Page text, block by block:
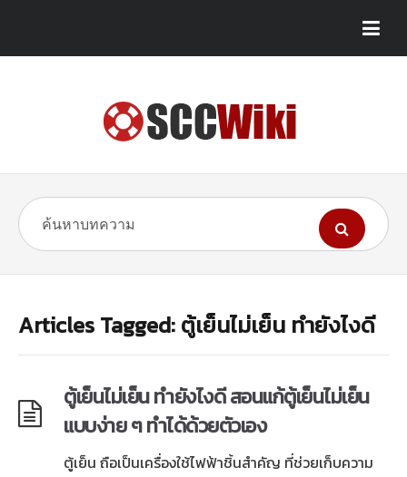
Articles Tagged: ตู้เย็นไม่เย็น ทำยังไงดี
ตู้เย็นไม่เย็น ทำยังไงดี สอนแก้ตู้เย็นไม่เย็น
แบบง่าย ๆ ทำได้ด้วยตัวเอง
ตู้เย็น ถือเป็นเครื่องใช้ไฟฟ้าชิ้นสำคัญ ที่ช่วยเก็บความ